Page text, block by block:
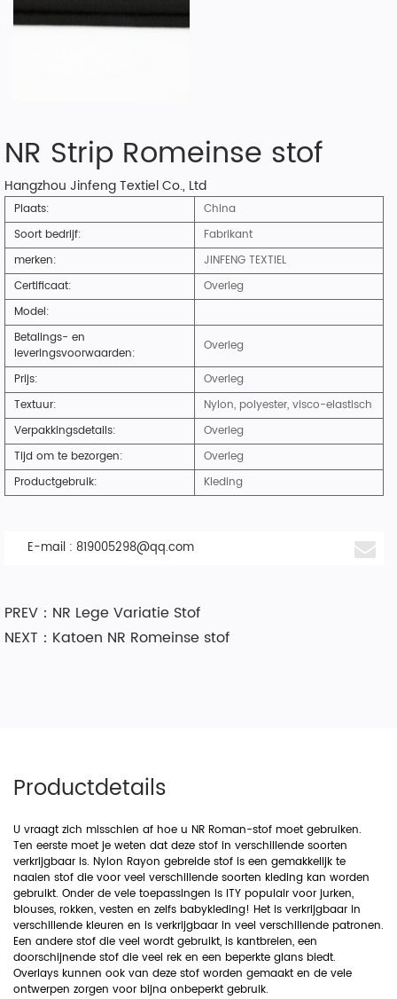
NR Strip Romeinse stof
Hangzhou Jinfeng Textiel Co., Ltd
Plaats:
China
Soort bedrijf:
Fabrikant
merken:
JINFENG TEXTIEL
Certificaat:
Overleg
Model:
Betalings- en
leveringsvoorwaarden:
Overleg
Prijs:
Overleg
Textuur:
Nylon, polyester, visco-elastisch
Verpakkingsdetails:
Overleg
Tijd om te bezorgen:
Overleg
Productgebruik:
Kleding
E-mail : 819005298@qq.com
PREV：NR Lege Variatie Stof
NEXT：Katoen NR Romeinse stof
Productdetails
U vraagt ​​zich misschien af ​​hoe u NR Roman-stof moet gebruiken.
Ten eerste moet je weten dat deze stof in verschillende soorten
verkrijgbaar is. Nylon Rayon gebreide stof is een gemakkelijk te
naaien stof die voor veel verschillende soorten kleding kan worden
gebruikt. Onder de vele toepassingen is ITY populair voor jurken,
blouses, rokken, vesten en zelfs babykleding! Het is verkrijgbaar in
verschillende kleuren en is verkrijgbaar in veel verschillende patronen.
Een andere stof die veel wordt gebruikt, is kantbreien, een
doorschijnende stof die veel rek en een beperkte glans biedt.
Overlays kunnen ook van deze stof worden gemaakt en de vele
ontwerpen zorgen voor bijna onbeperkt gebruik.